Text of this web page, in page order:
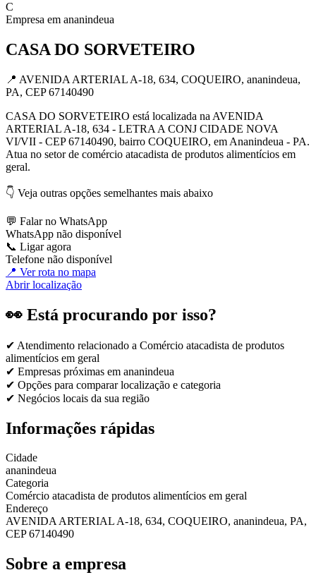
C
Empresa em ananindeua
CASA DO SORVETEIRO
📍 AVENIDA ARTERIAL A-18, 634, COQUEIRO, ananindeua,
PA, CEP 67140490
CASA DO SORVETEIRO está localizada na AVENIDA
ARTERIAL A-18, 634 - LETRA A CONJ CIDADE NOVA
VI/VII - CEP 67140490, bairro COQUEIRO, em Ananindeua - PA.
Atua no setor de comércio atacadista de produtos alimentícios em
geral.
👇 Veja outras opções semelhantes mais abaixo
💬 Falar no WhatsApp
WhatsApp não disponível
📞 Ligar agora
Telefone não disponível
📍 Ver rota no mapa
Abrir localização
👀 Está procurando por isso?
✔ Atendimento relacionado a Comércio atacadista de produtos
alimentícios em geral
✔ Empresas próximas em ananindeua
✔ Opções para comparar localização e categoria
✔ Negócios locais da sua região
Informações rápidas
Cidade
ananindeua
Categoria
Comércio atacadista de produtos alimentícios em geral
Endereço
AVENIDA ARTERIAL A-18, 634, COQUEIRO, ananindeua, PA,
CEP 67140490
Sobre a empresa